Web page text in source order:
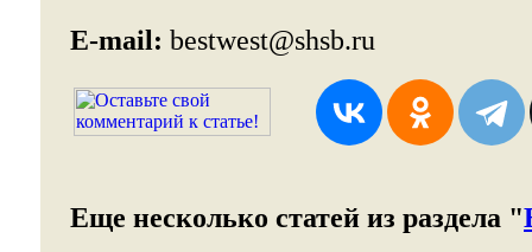
E-mail: bestwest@shsb.ru
Еще несколько статей из раздела "